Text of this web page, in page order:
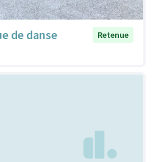
de danse
Retenue